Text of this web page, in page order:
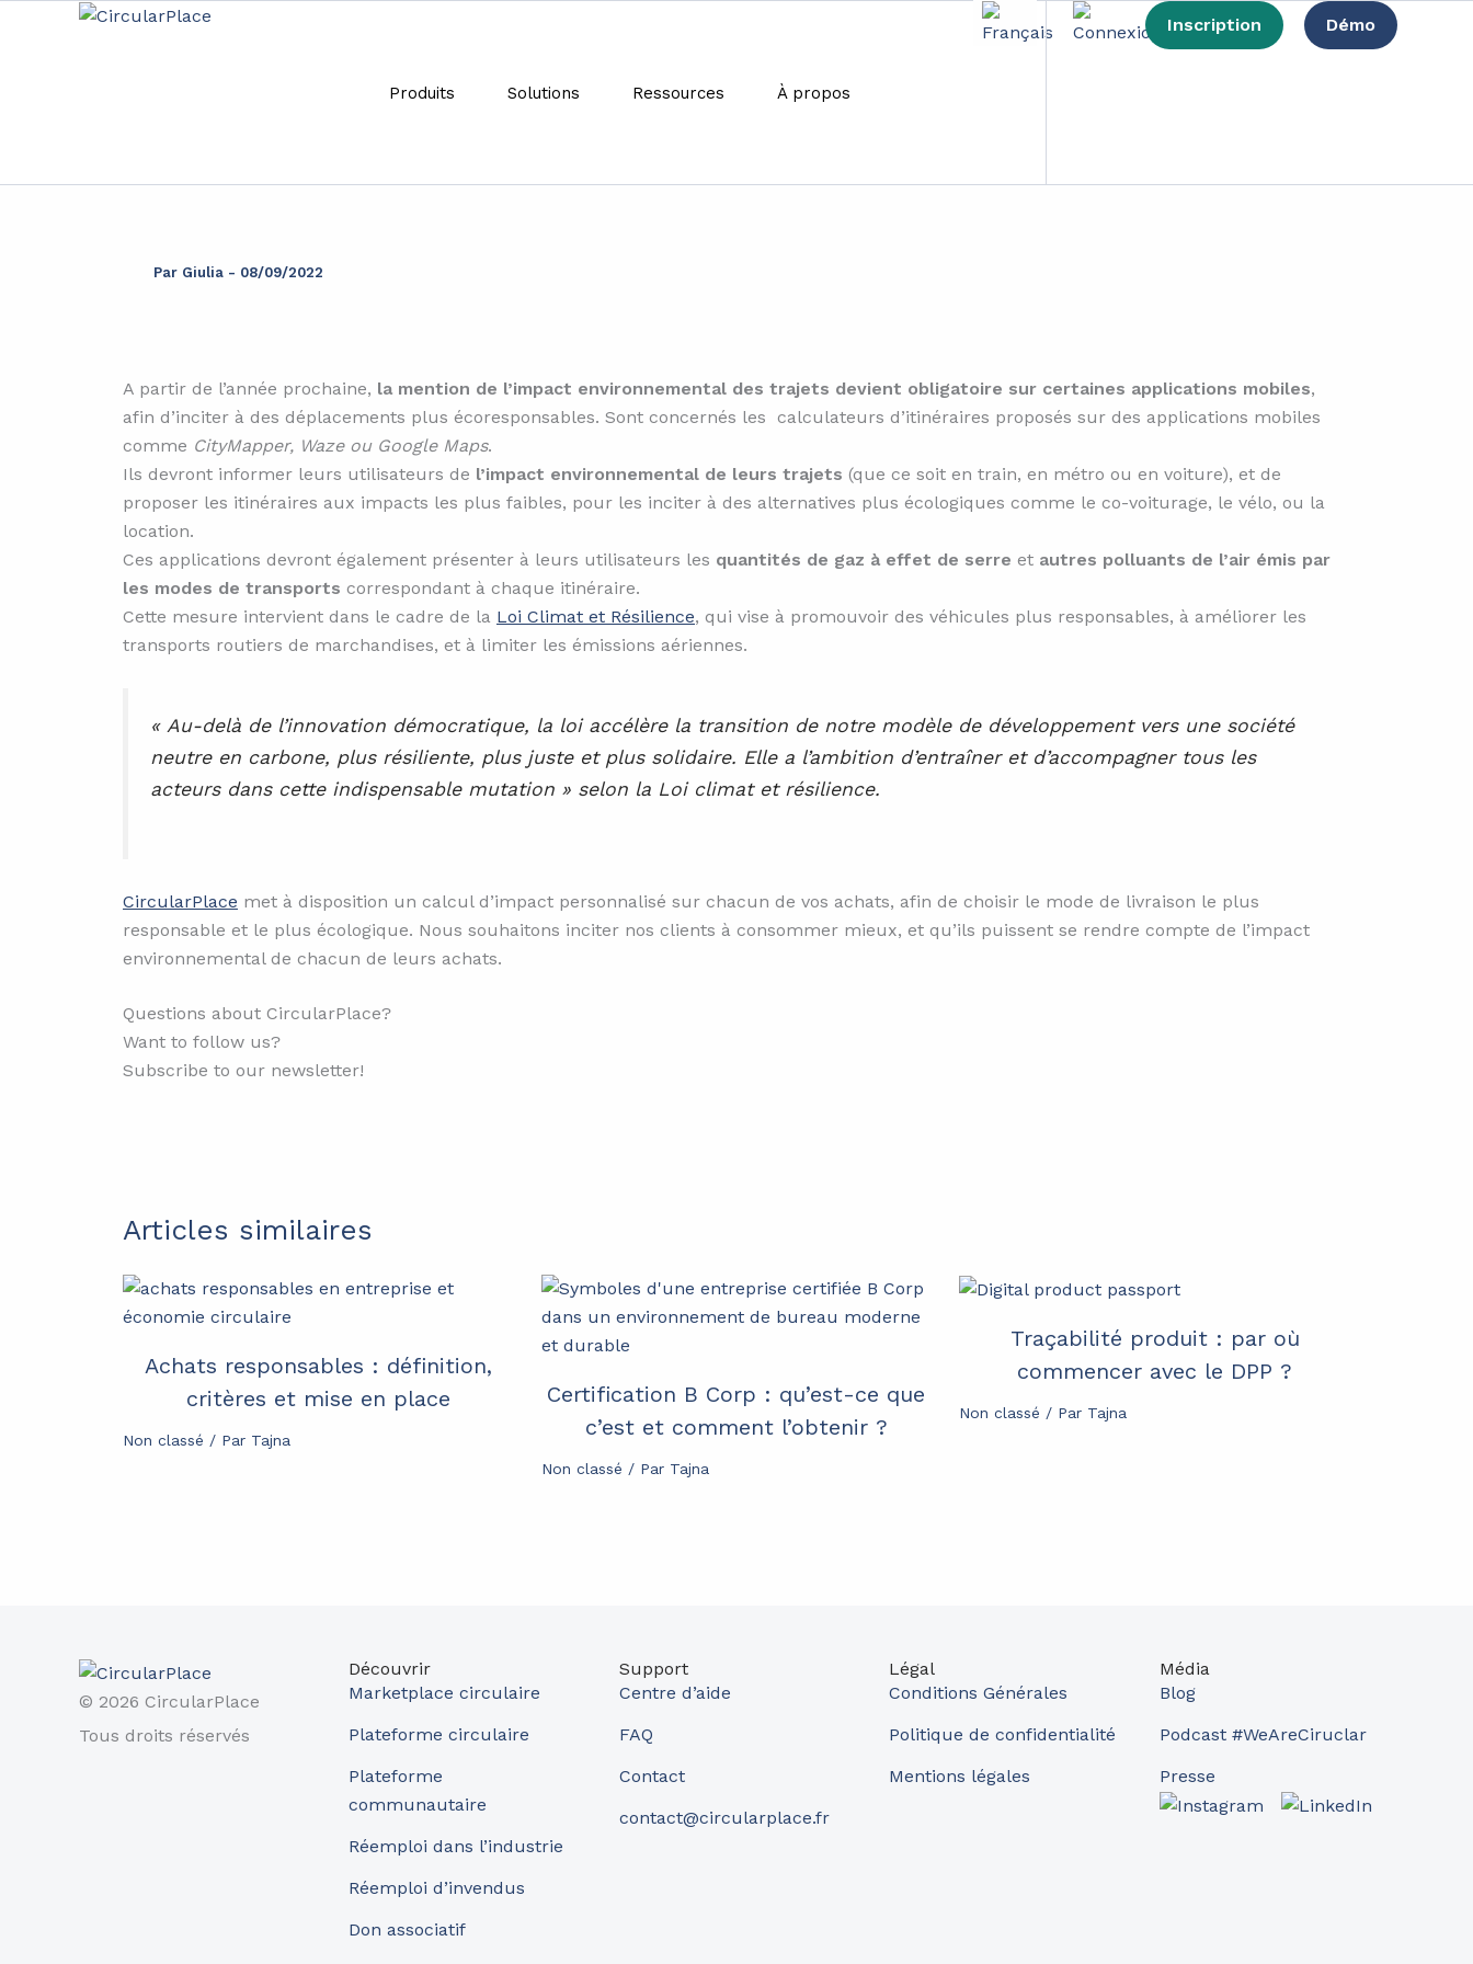
Produits Solutions Ressources À propos
Inscription Démo
Adapting your journey to reduce pollution: new legislation to help
Par Giulia - 08/09/2022
A partir de l’année prochaine, la mention de l’impact environnemental des trajets devient obligatoire sur certaines applications mobiles,
afin d’inciter à des déplacements plus écoresponsables. Sont concernés les calculateurs d’itinéraires proposés sur des applications mobiles
comme CityMapper, Waze ou Google Maps.
Ils devront informer leurs utilisateurs de l’impact environnemental de leurs trajets (que ce soit en train, en métro ou en voiture), et de
proposer les itinéraires aux impacts les plus faibles, pour les inciter à des alternatives plus écologiques comme le co-voiturage, le vélo, ou la
location.
Ces applications devront également présenter à leurs utilisateurs les quantités de gaz à effet de serre et autres polluants de l’air émis par
les modes de transports correspondant à chaque itinéraire.
Cette mesure intervient dans le cadre de la Loi Climat et Résilience, qui vise à promouvoir des véhicules plus responsables, à améliorer les
transports routiers de marchandises, et à limiter les émissions aériennes.
« Au-delà de l’innovation démocratique, la loi accélère la transition de notre modèle de développement vers une société
neutre en carbone, plus résiliente, plus juste et plus solidaire. Elle a l’ambition d’entraîner et d’accompagner tous les
acteurs dans cette indispensable mutation » selon la Loi climat et résilience.
CircularPlace met à disposition un calcul d’impact personnalisé sur chacun de vos achats, afin de choisir le mode de livraison le plus
responsable et le plus écologique. Nous souhaitons inciter nos clients à consommer mieux, et qu’ils puissent se rendre compte de l’impact
environnemental de chacun de leurs achats.
Questions about CircularPlace?
Want to follow us?
Subscribe to our newsletter!
Articles similaires
Achats responsables : définition,
critères et mise en place
Non classé / Par Tajna
Certification B Corp : qu’est-ce que
c’est et comment l’obtenir ?
Non classé / Par Tajna
Traçabilité produit : par où
commencer avec le DPP ?
Non classé / Par Tajna
© 2026 CircularPlace
Tous droits réservés
Découvrir
Marketplace circulaire
Plateforme circulaire
Plateforme
communautaire
Réemploi dans l’industrie
Réemploi d’invendus
Don associatif
Support
Centre d’aide
FAQ
Contact
contact@circularplace.fr
Légal
Conditions Générales
Politique de confidentialité
Mentions légales
Média
Blog
Podcast #WeAreCiruclar
Presse